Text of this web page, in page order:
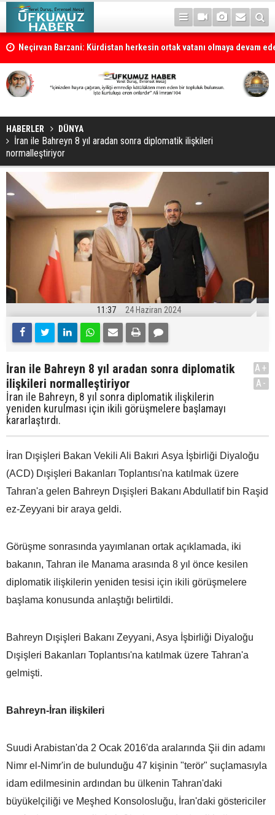
Neçirvan Barzani: Kürdistan herkesin ortak vatanı olmaya devam
HABERLER DÜNYA
İran ile Bahreyn 8 yıl aradan sonra diplomatik ilişkileri
normalleştiriyor
11:37 24 Haziran 2024
İran ile Bahreyn 8 yıl aradan sonra diplomatik
ilişkileri normalleştiriyor
İran ile Bahreyn, 8 yıl sonra diplomatik ilişkilerin
yeniden kurulması için ikili görüşmelere başlamayı
kararlaştırdı.
A+
A-
İran Dışişleri Bakan Vekili Ali Bakıri Asya İşbirliği Diyaloğu
(ACD) Dışişleri Bakanları Toplantısı'na katılmak üzere
Tahran'a gelen Bahreyn Dışişleri Bakanı Abdullatif bin Raşid
ez-Zeyyani bir araya geldi.
Görüşme sonrasında yayımlanan ortak açıklamada, iki
bakanın, Tahran ile Manama arasında 8 yıl önce kesilen
diplomatik ilişkilerin yeniden tesisi için ikili görüşmelere
başlama konusunda anlaştığı belirtildi.
Bahreyn Dışişleri Bakanı Zeyyani, Asya İşbirliği Diyaloğu
Dışişleri Bakanları Toplantısı'na katılmak üzere Tahran'a
gelmişti.
Bahreyn-İran ilişkileri
Suudi Arabistan'da 2 Ocak 2016'da aralarında Şii din adamı
Nimr el-Nimr'in de bulunduğu 47 kişinin "terör" suçlamasıyla
idam edilmesinin ardından bu ülkenin Tahran'daki
büyükelçiliği ve Meşhed Konsolosluğu, İran'daki göstericiler